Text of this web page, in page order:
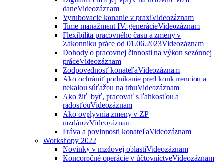
daneVideozáznam
Vyrubovacie konanie v praxiVideozáznam
Time manažment IV. generácieVideozáznam
Flexibilita pracovného času a zmeny v
Zákonníku práce od 01.06.2023Videozáznam
Dohody o pracovnej činnosti na výkon sezónnej
práceVideozáznam
Zodpovednosť konateľaVideozáznam
Ako ochrániť podnikanie pred konkurenciou a
nekalou súťažou na trhuVideozáznam
Ako žiť, byť, pracovať s ľahkosťou a
radosťouVideozáznam
Ako ovplyvnia zmeny v ZP
mzdárovVideozáznam
Práva a povinnosti konateľaVideozáznam
Workshopy 2022
Novinky v mzdovej oblastiVideozáznam
Koncoročné operácie v účtovníctveVideozáznam